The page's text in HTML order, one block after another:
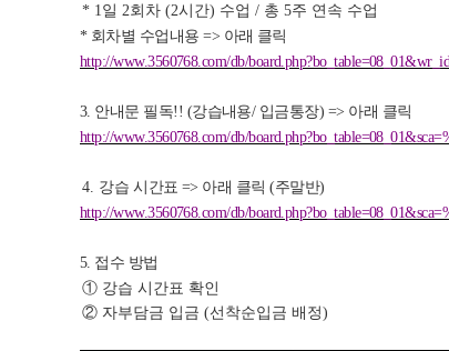
* 1일 2회차(2시간) 수업/ 총5주 연속 수업
* 회차별 수업내용=> 아래 클릭
http://www.3560768.com/db/
3. 안내문 필독!! (강습내용/ 입금통장) => 아래 클릭
http://www.3560768.com/db/
4. 강습 시간표 => 아래 클릭(주말반)
http://www.3560768.com/db/
5. 접수 방법
① 강습 시간표 확인
② 자부담금 입금(선착순입금 배정)